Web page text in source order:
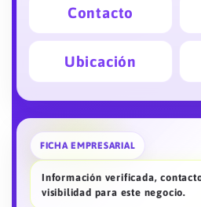
Contacto
Ubicación
FICHA EMPRESARIAL
Información verificada,
visibilidad para este negocio.